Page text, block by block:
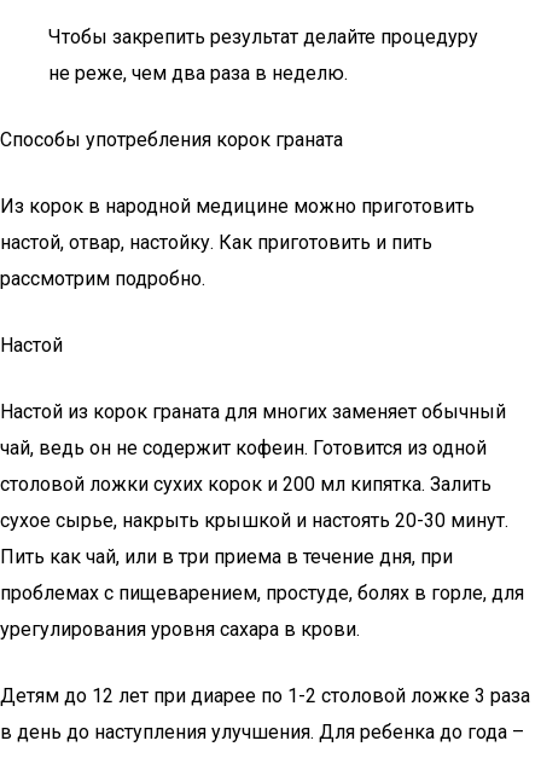
Чтобы закрепить результат делайте процедуру
не реже, чем два раза в неделю.
Способы употребления корок граната
Из корок в народной медицине можно приготовить
настой, отвар, настойку. Как приготовить и пить
рассмотрим подробно.
Настой
Настой из корок граната для многих заменяет обычный
чай, ведь он не содержит кофеин. Готовится из одной
столовой ложки сухих корок и 200 мл кипятка. Залить
сухое сырье, накрыть крышкой и настоять 20-30 минут.
Пить как чай, или в три приема в течение дня, при
проблемах с пищеварением, простуде, болях в горле, для
урегулирования уровня сахара в крови.
Детям до 12 лет при диарее по 1-2 столовой ложке 3 раза
в день до наступления улучшения. Для ребенка до года –